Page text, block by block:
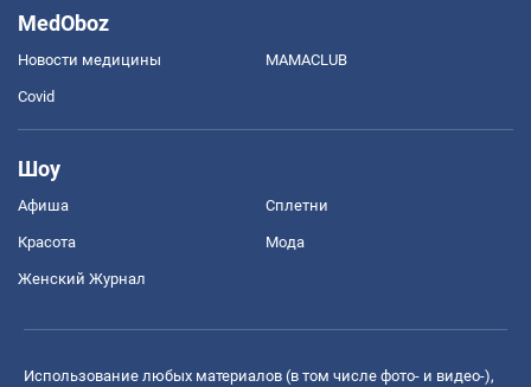
MedOboz
Новости медицины MAMACLUB
Covid
Шоу
Афиша Сплетни
Красота Мода
Женский Журнал
Использование любых материалов (в том числе фото- и видео-),